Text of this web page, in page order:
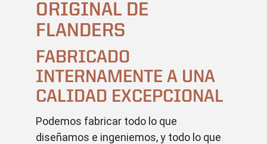
ORIGINAL DE
FLANDERS
FABRICADO
INTERNAMENTE A UNA
CALIDAD EXCEPCIONAL
Podemos fabricar todo lo que
diseñamos e ingeniemos, y todo lo que